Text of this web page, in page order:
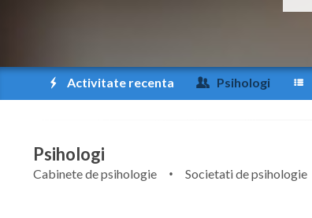
Activitate recenta Psihologi
Psihologi
Cabinete de psihologie Societati de psihologie